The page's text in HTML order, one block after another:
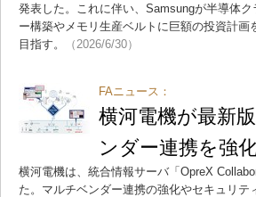
発表した。これに伴い、Samsungが半導体
ー構築やメモリ生産ベルトに巨額の投資計
目指す。
（2026/6/30）
FAニュース：
横河電機が最新
ンダー連携を強
横河電機は、統合情報サーバ「OpreX
た。マルチベンダー連携の強化やセキュリ